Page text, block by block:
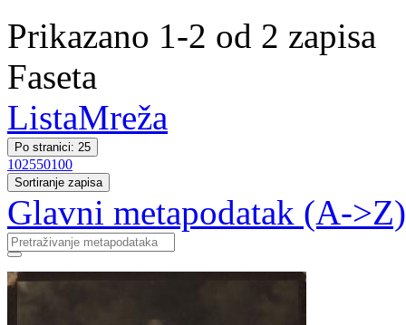
Prikazano 1-2 od 2 zapisa
Faseta
ListaMreža
Po stranici: 25
102550100
Sortiranje zapisa
Glavni metapodatak (A->Z)